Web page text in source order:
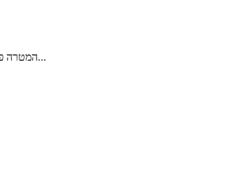
משחק קלאסי וכייפי בשם יהלומים (Gems Swap). המטרה פשוטה...